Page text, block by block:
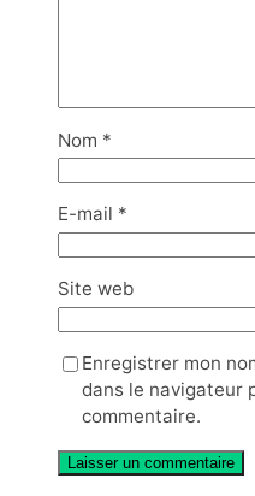
Nom *
E-mail *
Site web
Enregistrer mon
dans le navigateur
commentaire.